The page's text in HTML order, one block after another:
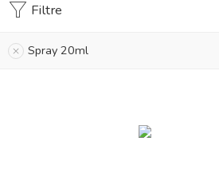
Filtre
Spray 20ml